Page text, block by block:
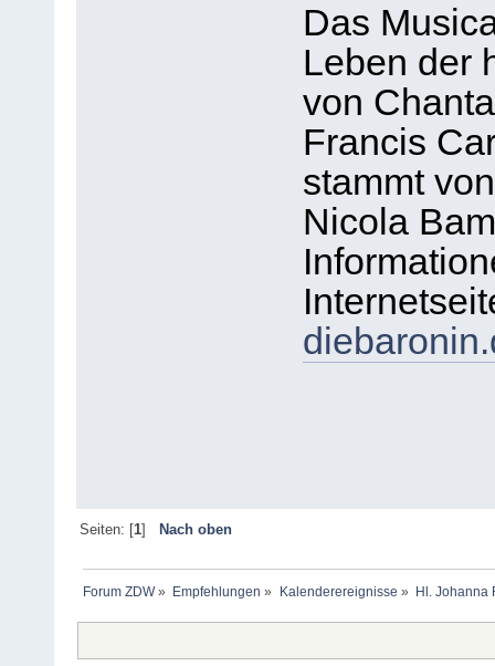
Das
Leben der
von
Francis
stammt
Nicola
Seiten: [1] Nach oben
Forum ZDW» Empfehlungen » Kalenderereignisse » Hl. Johanna